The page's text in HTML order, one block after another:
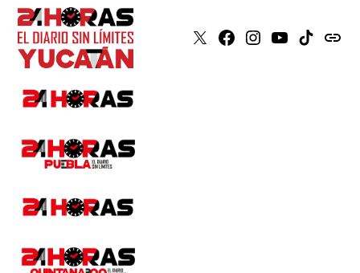
X Faceboook
Instagram
YoutubeTiktokissuu